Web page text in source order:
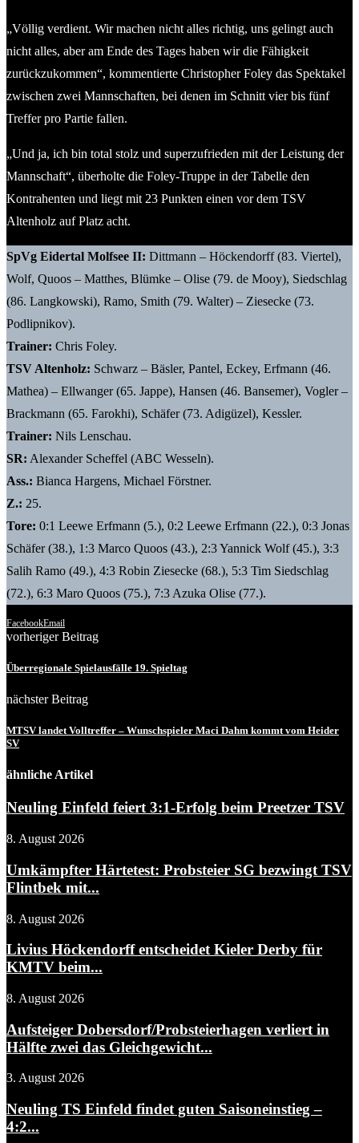
„Völlig verdient. Wir machen nicht alles richtig, uns gelingt auch
nicht alles, aber am Ende des Tages haben wir die Fähigkeit
zurückzukommen“, kommentierte Christopher Foley das Spektakel
zwischen zwei Mannschaften, bei denen im Schnitt vier bis fünf
Treffer pro Partie fallen.
„Und ja, ich bin total stolz und superzufrieden mit der Leistung der
Mannschaft“, überholte die Foley-Truppe in der Tabelle den
Kontrahenten und liegt mit 23 Punkten einen vor dem TSV
Altenholz auf Platz acht.
SpVg Eidertal Molfsee II: Dittmann – Höckendorff (83. Viertel),
Wolf, Quoos – Matthes, Blümke – Olise (79. de Mooy), Siedschlag
(86. Langkowski), Ramo, Smith (79. Walter) – Ziesecke (73.
Podlipnikov).
Trainer: Chris Foley.
TSV Altenholz: Schwarz – Bäsler, Pantel, Eckey, Erfmann (46.
Mathea) – Ellwanger (65. Jappe), Hansen (46. Bansemer), Vogler –
Brackmann (65. Farokhi), Schäfer (73. Adigüzel), Kessler.
Trainer: Nils Lenschau.
SR: Alexander Scheffel (ABC Wesseln).
Ass.: Bianca Hargens, Michael Förstner.
Z.: 25.
Tore: 0:1 Leewe Erfmann (5.), 0:2 Leewe Erfmann (22.), 0:3 Jonas
Schäfer (38.), 1:3 Marco Quoos (43.), 2:3 Yannick Wolf (45.), 3:3
Salih Ramo (49.), 4:3 Robin Ziesecke (68.), 5:3 Tim Siedschlag
(72.), 6:3 Maro Quoos (75.), 7:3 Azuka Olise (77.).
FacebookEmail
vorheriger Beitrag
Überregionale Spielausfälle 19. Spieltag
nächster Beitrag
MTSV landet Volltreffer – Wunschspieler Maci Dahm kommt vom Heider
SV
ähnliche Artikel
Neuling Einfeld feiert 3:1-Erfolg beim Preetzer TSV
8. August 2026
Umkämpfter Härtetest: Probsteier SG bezwingt TSV
Flintbek mit...
8. August 2026
Livius Höckendorff entscheidet Kieler Derby für
KMTV beim...
8. August 2026
Aufsteiger Dobersdorf/Probsteierhagen verliert in
Hälfte zwei das Gleichgewicht...
3. August 2026
Neuling TS Einfeld findet guten Saisoneinstieg –
4:2...